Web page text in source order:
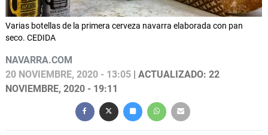
Varias botellas de la primera cerveza navarra elaborada con pan
seco. CEDIDA
NAVARRA.COM
20 NOVIEMBRE, 2020 - 13:05 | ACTUALIZADO: 22
NOVIEMBRE, 2020 - 19:11